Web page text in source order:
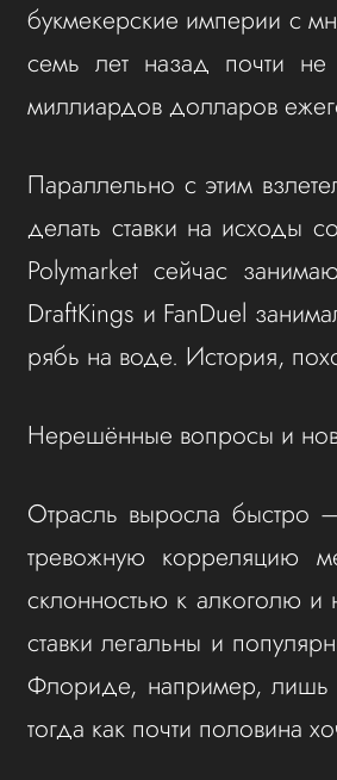
букмекерские империи с
семь лет назад почти не
миллиардов долларов
Параллельно с этим
делать ставки на исходы
Polymarket сейчас
DraftKings и FanDuel
рябь на воде. История,
Нерешённые вопросы и
Отрасль выросла быстро
тревожную корреляцию
склонностью к алкоголю
ставки легальны и
Флориде, например, лишь
тогда как почти половина